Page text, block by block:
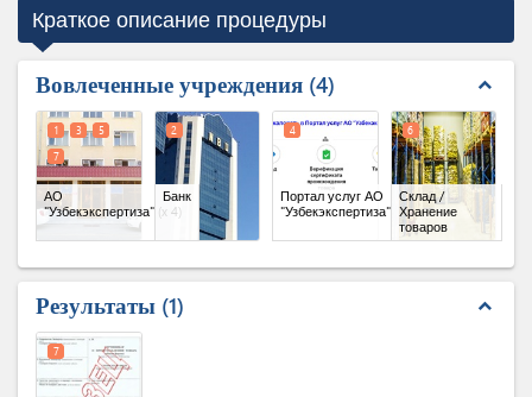
Краткое описание процедуры
Вовлеченные учреждения 4 expand_less
АО
"Узбекэкспертиза" (x 4)
1 3
5
7
Банк
2
Портал услуг АО
"Узбекэкспертиза"
4
Склад /
Хранение
товаров
6
Результаты 1 expand_less
7